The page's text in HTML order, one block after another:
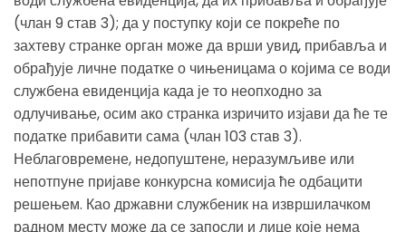
(члан 9 став 3); да у поступку који се покреће по
захтеву странке орган може да врши увид, прибавља и
обрађује личне податке о чињеницама о којима се води
службена евиденција када је то неопходно за
одлучивање, осим ако странка изричито изјави да ће те
податке прибавити сама (члан 103 став 3).
Неблаговремене, недопуштене, неразумљиве или
непотпуне пријаве конкурсна комисија ће одбацити
решењем. Као државни службеник на извршилачком
радном месту може да се запосли и лице које нема